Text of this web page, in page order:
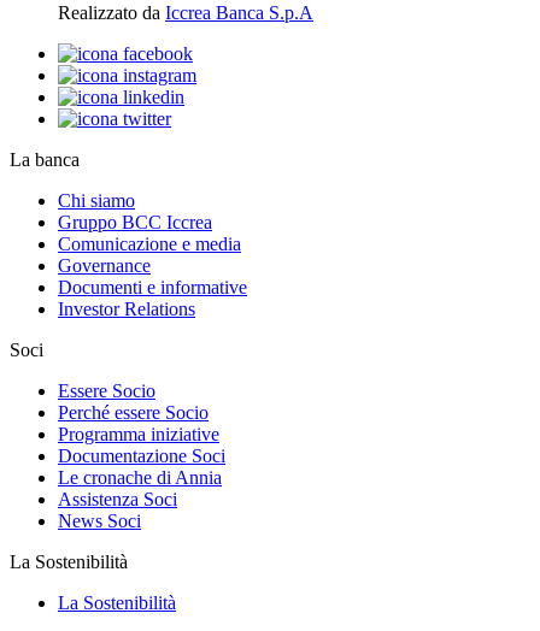
Realizzato da Iccrea Banca S.p.A
La banca
Chi siamo
Gruppo BCC Iccrea
Comunicazione e media
Governance
Documenti e informative
Investor Relations
Soci
Essere Socio
Perché essere Socio
Programma iniziative
Documentazione Soci
Le cronache di Annia
Assistenza Soci
News Soci
La Sostenibilità
La Sostenibilità